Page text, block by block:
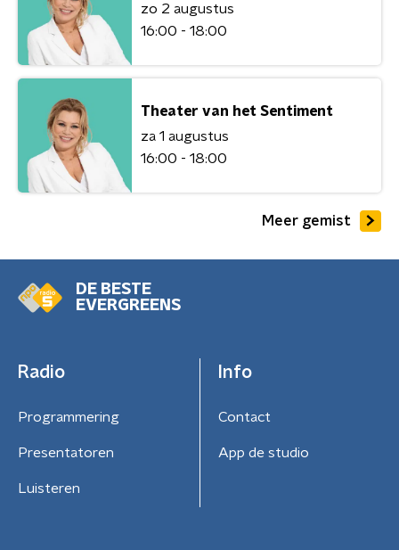
zo 2 augustus
16:00 - 18:00
Theater van het Sentiment
za 1 augustus
16:00 - 18:00
Meer gemist
DE BESTE
EVERGREENS
Radio
Programmering
Presentatoren
Luisteren
Info
Contact
App de studio